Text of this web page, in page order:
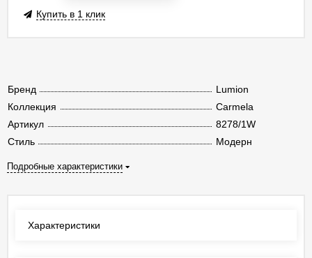
Бренд
Lumion
Коллекция
Carmela
Артикул
8278/1W
Стиль
Модерн
Подробные характеристики
Купить в 1 клик
Характеристики